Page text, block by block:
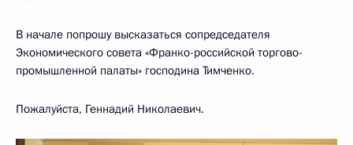
В начале попрошу высказаться сопредседателя
Экономического совета «Франко-российской торгово-
промышленной палаты» господина Тимченко.
Пожалуйста, Геннадий Николаевич.